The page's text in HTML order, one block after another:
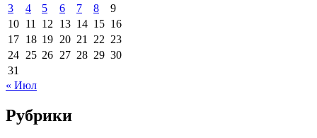
3
4 5 6 7 8
9
10 11 12 13 14 15 16
17 18 19 20 21 22 23
24 25 26 27 28 29 30
31
« Июл
Рубрики